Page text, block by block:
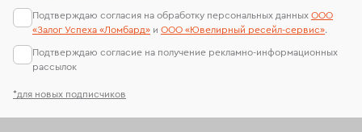
*для новых подписчиков
Подтверждаю согласия на обработку персональных данных ООО
«Залог Успеха «Ломбард» и ООО «Ювелирный ресейл-сервиc».
Подтверждаю согласие на получение рекламно-информационных
рассылок